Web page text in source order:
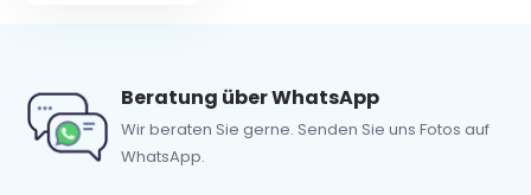
Beratung über WhatsApp
Wir beraten Sie gerne. Senden Sie uns Fotos auf
WhatsApp.